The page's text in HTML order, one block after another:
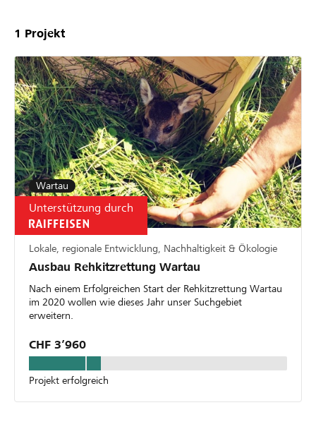
1 Projekt
Wartau
Unterstützung durch
Lokale, regionale Entwicklung, Nachhaltigkeit & Ökologie
Ausbau Rehkitzrettung Wartau
Nach einem Erfolgreichen Start der Rehkitzrettung Wartau
im 2020 wollen wie dieses Jahr unser Suchgebiet
erweitern.
CHF 3’960
Projekt erfolgreich